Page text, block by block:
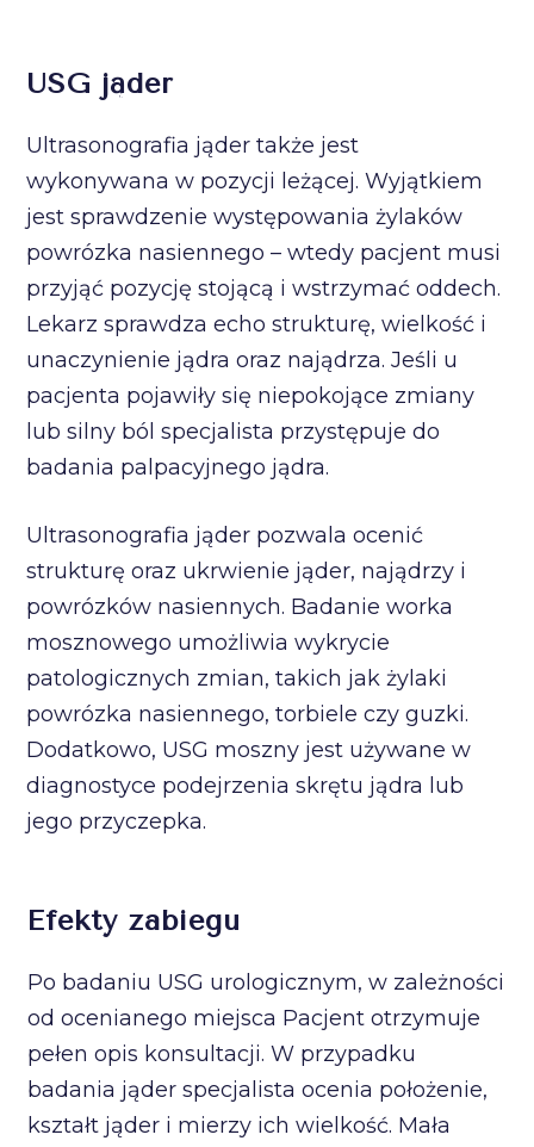
USG jąder
Ultrasonografia jąder także jest
wykonywana w pozycji leżącej. Wyjątkiem
jest sprawdzenie występowania żylaków
powrózka nasiennego – wtedy pacjent musi
przyjąć pozycję stojącą i wstrzymać oddech.
Lekarz sprawdza echo strukturę, wielkość i
unaczynienie jądra oraz najądrza. Jeśli u
pacjenta pojawiły się niepokojące zmiany
lub silny ból specjalista przystępuje do
badania palpacyjnego jądra.
Ultrasonografia jąder pozwala ocenić
strukturę oraz ukrwienie jąder, najądrzy i
powrózków nasiennych. Badanie worka
mosznowego umożliwia wykrycie
patologicznych zmian, takich jak żylaki
powrózka nasiennego, torbiele czy guzki.
Dodatkowo, USG moszny jest używane w
diagnostyce podejrzenia skrętu jądra lub
jego przyczepka.
Efekty zabiegu
Po badaniu USG urologicznym, w zależności
od ocenianego miejsca Pacjent otrzymuje
pełen opis konsultacji. W przypadku
badania jąder specjalista ocenia położenie,
kształt jąder i mierzy ich wielkość. Mała